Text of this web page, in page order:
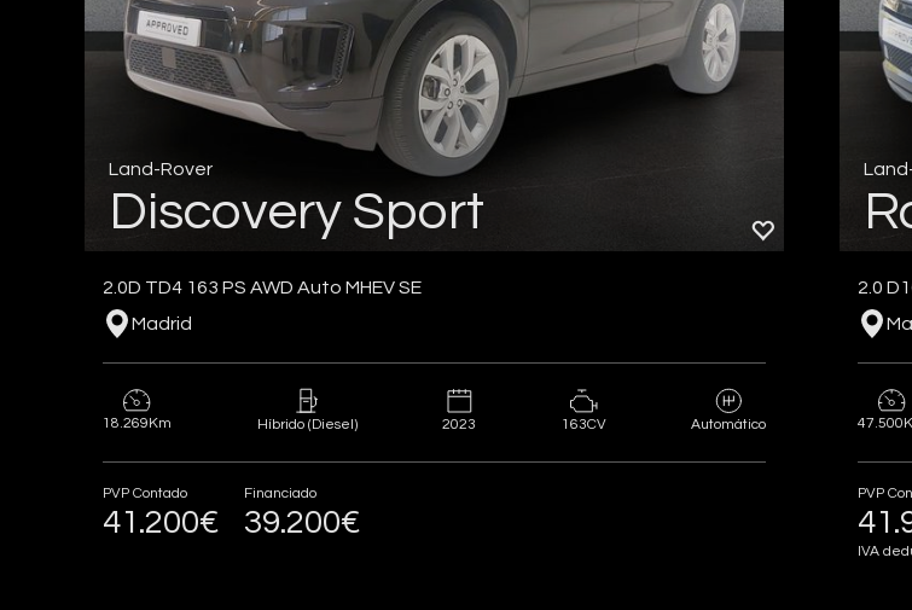
Land-Rover
Discovery Sport
2.0D TD4 163 PS AWD Auto MHEV SE
Madrid
18.269Km Híbrido (Diesel) 2023 163CV Automático
PVP Contado
41.200€
Financiado
39.200€
2.0
PVP
IVA